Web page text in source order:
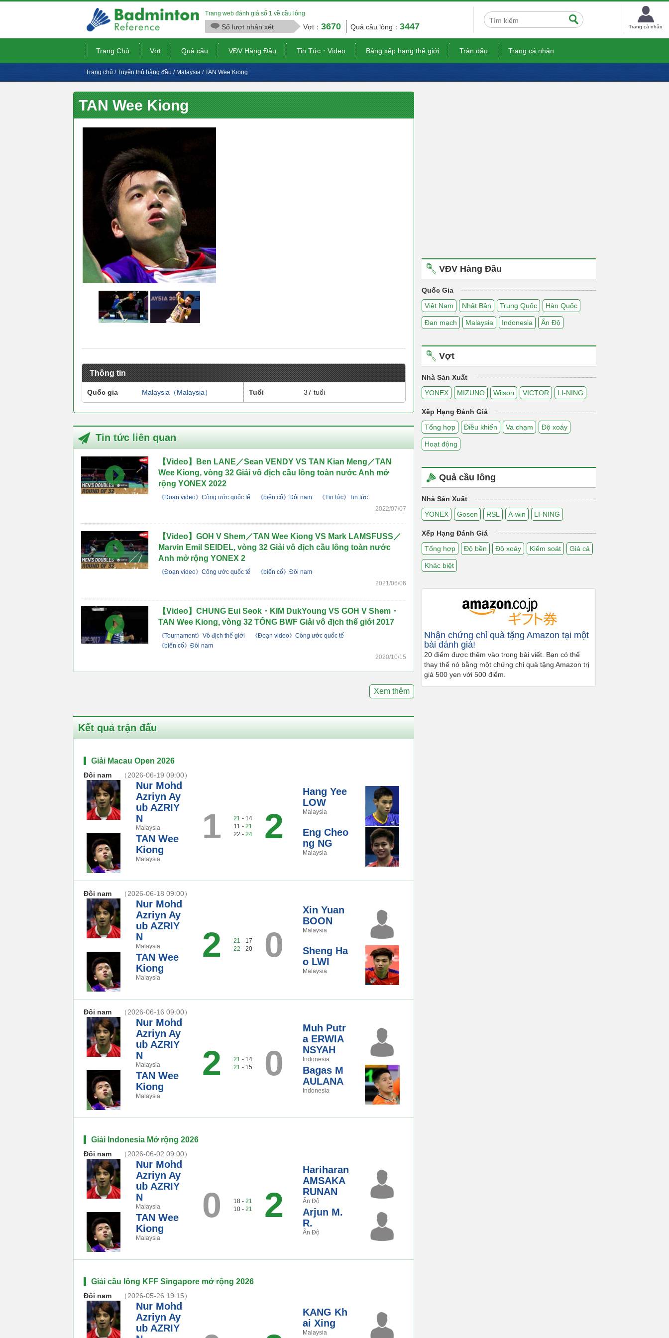
Trang web đánh giá số 1 về cầu lông
Số lượt nhận xét Vợt： 3670 Quả cầu lông： 3447 Trang cá nhân
Trang Chủ Vợt Quả cầu VĐV Hàng Đầu Tin Tức・Video Bảng xếp hạng thế giới Trận đấu Trang cá nhân
Trang chủ /Tuyển thủ hàng đầu / Malaysia /TAN Wee Kiong
TAN Wee Kiong
Thông tin
Quốc gia Malaysia（Malaysia） Tuổi 37 tuổi
Tin tức liên quan
【Video】Ben LANE／Sean VENDY VS TAN Kian Meng／TAN
Wee Kiong, vòng 32 Giải vô địch cầu lông toàn nước Anh mở
rộng YONEX 2022
《Đoạn video》Công ước quốc tế 《biến cố》Đôi nam
《Tin tức》Tin tức
2022/07/07
【Video】GOH V Shem／TAN Wee Kiong VS Mark LAMSFUSS／
Marvin Emil SEIDEL, vòng 32 Giải vô địch cầu lông toàn nước
Anh mở rộng YONEX 2
《Đoạn video》Công ước quốc tế
《biến cố》Đôi nam
2021/06/06
【Video】CHUNG Eui Seok・KIM DukYoung VS GOH V Shem・
TAN Wee Kiong, vòng 32 TỔNG BWF Giải vô địch thế giới 2017
《Tournament》Vô địch thế giới
《Đoạn video》Công ước quốc tế
《biến cố》Đôi nam
2020/10/15
Xem thêm
Kết quả trận đấu
Giải Macau Open 2026
Đôi nam （2026-06-19 09:00）
Nur Mohd
Azriyn Ay
ub AZRIY
N
Malaysia
TAN Wee
Kiong
Malaysia
1 21 - 14
11 - 21
22 - 24 2
Hang Yee
LOW
Malaysia
Eng Cheo
ng NG
Malaysia
Đôi nam （2026-06-18 09:00）
Nur Mohd
Azriyn Ay
ub AZRIY
N
Malaysia
TAN Wee
Kiong
Malaysia
2 21 - 17
22 - 20 0
Xin Yuan
BOON
Malaysia
Sheng Ha
o LWI
Malaysia
Đôi nam （2026-06-16 09:00）
Nur Mohd
Azriyn Ay
ub AZRIY
N
Malaysia
TAN Wee
Kiong
Malaysia
2 21 - 14
21 - 15 0
Muh Putr
a ERWIA
NSYAH
Indonesia
Bagas M
AULANA
Indonesia
Giải Indonesia Mở rộng 2026
Đôi nam （2026-06-02 09:00）
Nur Mohd
Azriyn Ay
ub AZRIY
N
Malaysia
TAN Wee
Kiong
Malaysia
0 18 - 21
10 - 21 2
Hariharan
AMSAKA
RUNAN
Ấn Độ
Arjun M.
R.
Ấn Độ
Giải cầu lông KFF Singapore mở rộng 2026
Đôi nam （2026-05-26 19:15）
Nur Mohd
Azriyn Ay
ub AZRIY
KANG Kh
ai Xing
Malaysia
VĐV Hàng Đầu
Quốc Gia
Việt Nam
Nhật Bản Trung Quốc Hàn Quốc
Đan mạch Malaysia Indonesia Ấn Độ
Vợt
Nhà Sản Xuất
YONEX
MIZUNO Wilson VICTOR LI-NING
Xếp Hạng Đánh Giá
Tổng hợp
Điều khiển Va chạm Độ xoáy
Hoạt động
Quả cầu lông
Nhà Sản Xuất
YONEX
Gosen RSL A-win LI-NING
Xếp Hạng Đánh Giá
Tổng hợp
Độ bền Độ xoáy Kiểm soát Giá cả
Khác biệt
Nhận chứng chỉ quà tặng Amazon tại một
bài đánh giá!
20 điểm được thêm vào trong bài viết. Bạn có thể
thay thế nó bằng một chứng chỉ quà tặng Amazon trị
giá 500 yen với 500 điểm.